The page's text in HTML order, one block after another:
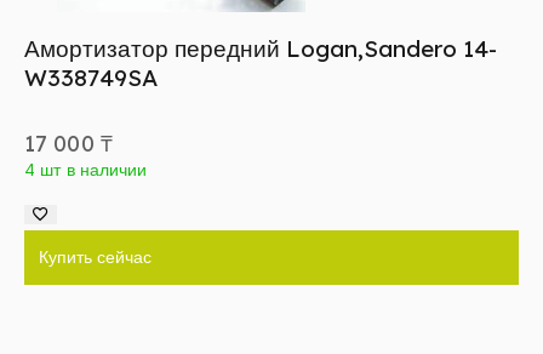
Амортизатор передний Logan,Sandero 14-
W338749SA
17 000 ₸
4 шт в наличии
Купить сейчас